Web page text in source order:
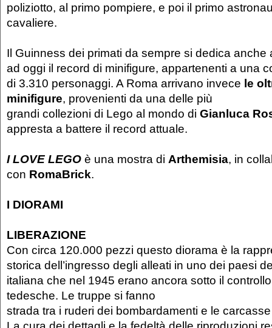
poliziotto, al primo pompiere, e poi il primo
cavaliere.
Il Guinness dei primati da sempre si dedica anche
ad oggi il record di minifigure, appartenenti a una
di 3.310 personaggi. A Roma arrivano invece le
minifigure, provenienti da una delle più
grandi collezioni di Lego al mondo di Gianluca
appresta a battere il record attuale.
I LOVE LEGO è una mostra di Arthemisia, in
con RomaBrick.
I DIORAMI
LIBERAZIONE
Con circa 120.000 pezzi questo diorama è la
storica dell’ingresso degli alleati in uno dei paesi
italiana che nel 1945 erano ancora sotto il
tedesche. Le truppe si fanno
strada tra i ruderi dei bombardamenti e le